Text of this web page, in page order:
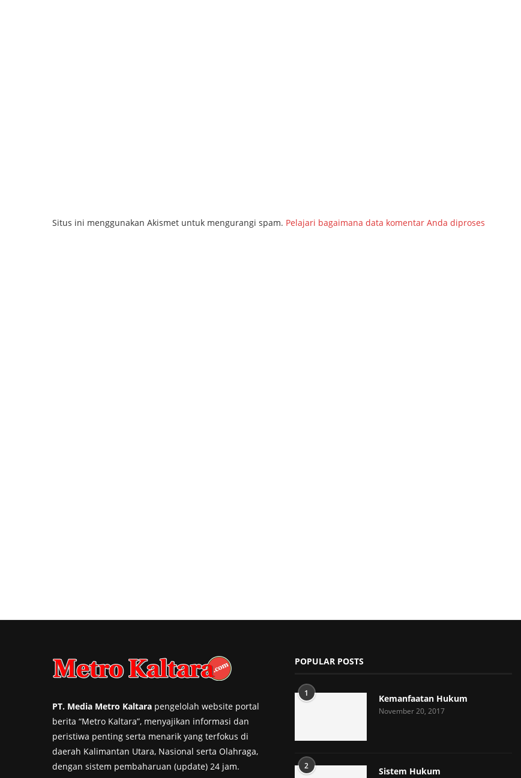
Situs ini menggunakan Akismet untuk mengurangi spam. Pelajari bagaimana data komentar Anda diproses
PT. Media Metro Kaltara pengelolah website portal
berita “Metro Kaltara”, menyajikan informasi dan
peristiwa penting serta menarik yang terfokus di
daerah Kalimantan Utara, Nasional serta Olahraga,
dengan sistem pembaharuan (update) 24 jam.
POPULAR POSTS
1 Kemanfaatan Hukum
November 20, 2017
2 Sistem Hukum